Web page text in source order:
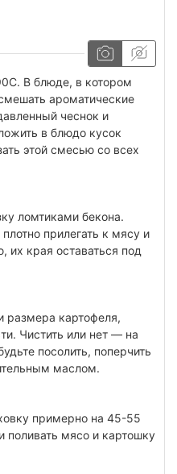
В блюде, в котором
ароматические
чеснок и
в блюдо кусок
этой смесью со всех
ломтиками бекона.
прилегать к мясу и
их края оставаться под
размера картофеля,
Чистить или нет — на
посолить, поперчить
маслом.
примерно на 45-55
поливать мясо и картошку